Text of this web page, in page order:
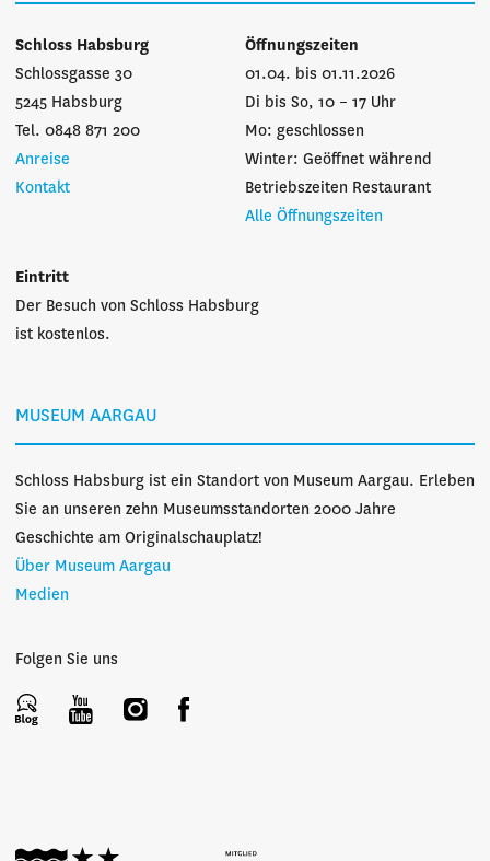
Schloss Habsburg
Schlossgasse 30
5245 Habsburg
Tel. 0848 871 200
Anreise
Kontakt
Öffnungszeiten
01.04. bis 01.11.2026
Di bis So, 10 – 17 Uhr
Mo: geschlossen
Winter: Geöffnet während
Betriebszeiten Restaurant
Alle Öffnungszeiten
Eintritt
Der Besuch von Schloss Habsburg
ist kostenlos.
MUSEUM AARGAU
Schloss Habsburg ist ein Standort von Museum Aargau. Erleben
Sie an unseren zehn Museumsstandorten 2000 Jahre
Geschichte am Originalschauplatz!
Über Museum Aargau
Medien
Folgen Sie uns